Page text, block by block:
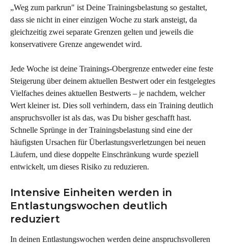
„Weg zum parkrun" ist Deine Trainingsbelastung so gestaltet,
dass sie nicht in einer einzigen Woche zu stark ansteigt, da
gleichzeitig zwei separate Grenzen gelten und jeweils die
konservativere Grenze angewendet wird.
Jede Woche ist deine Trainings-Obergrenze entweder eine feste
Steigerung über deinem aktuellen Bestwert oder ein festgelegtes
Vielfaches deines aktuellen Bestwerts – je nachdem, welcher
Wert kleiner ist. Dies soll verhindern, dass ein Training deutlich
anspruchsvoller ist als das, was Du bisher geschafft hast.
Schnelle Sprünge in der Trainingsbelastung sind eine der
häufigsten Ursachen für Überlastungsverletzungen bei neuen
Läufern, und diese doppelte Einschränkung wurde speziell
entwickelt, um dieses Risiko zu reduzieren.
Intensive Einheiten werden in
Entlastungswochen deutlich
reduziert
In deinen Entlastungswochen werden deine anspruchsvolleren